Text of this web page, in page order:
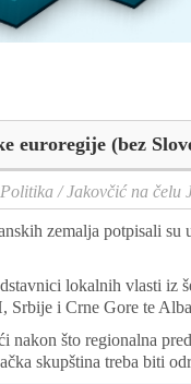
euroregije (bez
Politika /Jakovčić na čelu
zemalja potpisali
lokalnih vlasti iz
Srbije i Crne Gore te
nakon što regionalna
skupština treba biti